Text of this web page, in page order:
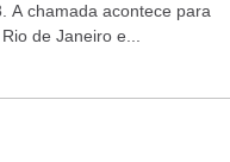
A chamada acontece para
de Janeiro e...